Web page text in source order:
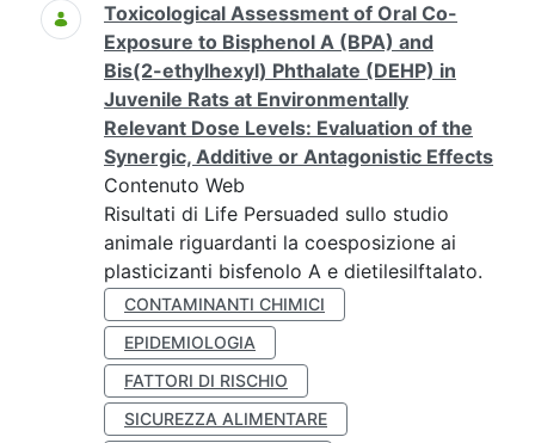
Toxicological Assessment of Oral Co-
Exposure to Bisphenol A (BPA) and
Bis(2-ethylhexyl) Phthalate (DEHP) in
Juvenile Rats at Environmentally
Relevant Dose Levels: Evaluation of the
Synergic, Additive or Antagonistic Effects
Contenuto Web
Risultati di Life Persuaded sullo studio
animale riguardanti la coesposizione ai
plasticizanti bisfenolo A e dietilesilftalato.
CONTAMINANTI CHIMICI
EPIDEMIOLOGIA
FATTORI DI RISCHIO
SICUREZZA ALIMENTARE